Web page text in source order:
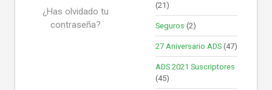
¿Has olvidado tu
contraseña?
(21)
Seguros (2)
27 Aniversario ADS (47)
ADS 2021 Suscriptores
(45)